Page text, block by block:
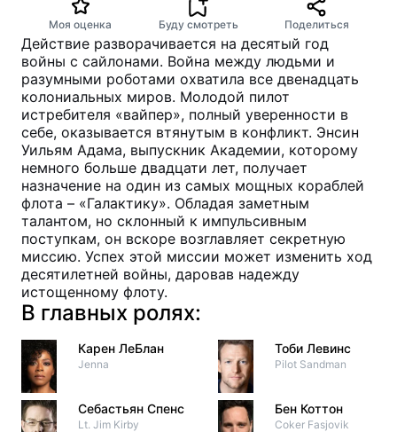
Моя оценка Буду смотреть Поделиться
Действие разворачивается на десятый год
войны с сайлонами. Война между людьми и
разумными роботами охватила все двенадцать
колониальных миров. Молодой пилот
истребителя «вайпер», полный уверенности в
себе, оказывается втянутым в конфликт. Энсин
Уильям Адама, выпускник Академии, которому
немного больше двадцати лет, получает
назначение на один из самых мощных кораблей
флота – «Галактику». Обладая заметным
талантом, но склонный к импульсивным
поступкам, он вскоре возглавляет секретную
миссию. Успех этой миссии может изменить ход
десятилетней войны, даровав надежду
истощенному флоту.
В главных ролях:
Карен ЛеБлан
Jenna
Себастьян Спенс
Lt. Jim Kirby
Тоби Левинс
Pilot Sandman
Бен Коттон
Coker Fasjovik